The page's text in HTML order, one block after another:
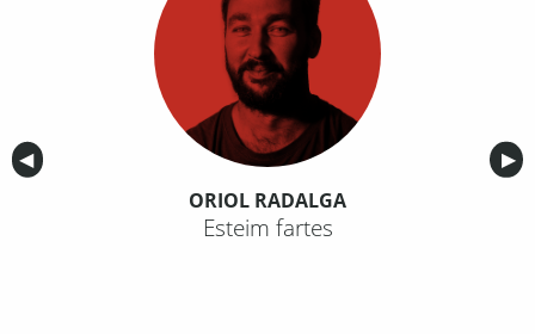
Anterior
◀︎ ▶︎
ORIOL RADALGA
Esteim fartes